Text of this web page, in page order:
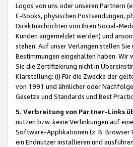
Logos von uns oder unseren Partnern
E-Books, physischen Postsendungen,
Direktnachrichten von Ihren Social-
Kunden angemeldet werden) und
stehen. Auf unser Verlangen stellen
Bestimmungen eingehalten haben.
Sie die Zertifizierung nicht in
Klarstellung: (i) Für die Zwecke der
von 1991 und ähnlicher oder
Gesetze und Standards und Best
5. Verbreitung von Partner-Links
nutzen bzw. keine Verlinkungen auf
Software-Applikationen (z. B. Browser
ein Endnutzer installieren und